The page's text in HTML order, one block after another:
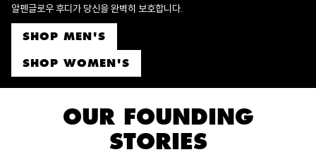
알펜글로우 후디가 당신을 완벽히 보호합니다.
SHOP MEN'S
SHOP WOMEN'S
OUR FOUNDING
STORIES